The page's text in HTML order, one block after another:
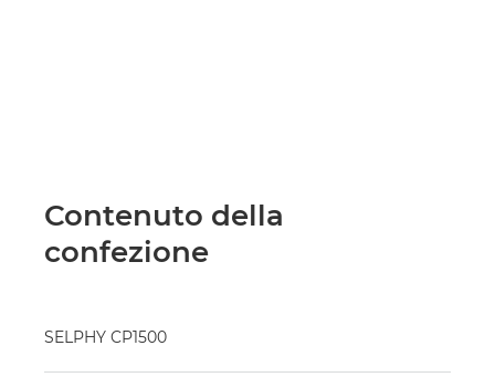
Contenuto della
confezione
SELPHY CP1500